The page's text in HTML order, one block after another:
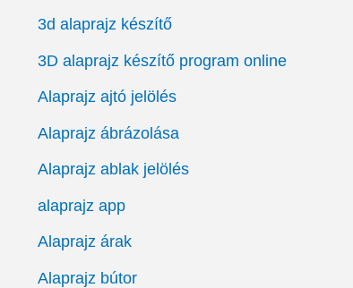
3d alaprajz készítő
3D alaprajz készítő program online
Alaprajz ajtó jelölés
Alaprajz ábrázolása
Alaprajz ablak jelölés
alaprajz app
Alaprajz árak
Alaprajz bútor